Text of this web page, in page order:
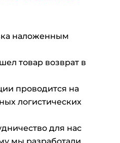
наложенным
товар возврат в
проводится на
логистических
для нас